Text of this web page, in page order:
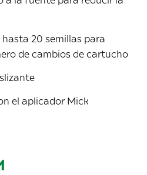
20 semillas para
de cambios de cartucho
el aplicador Mick